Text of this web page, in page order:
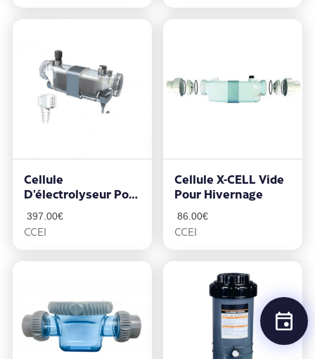
Cellule
D’électrolyseur Pour
Limpido 60
397.00€
CCEI
Cellule X-CELL Vide
Pour Hivernage
86.00€
CCEI